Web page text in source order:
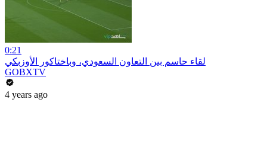
0:21
لقاء حاسم بين التعاون السعودي، وباختاكور الأوزبكي
GOBXTV
4 years ago